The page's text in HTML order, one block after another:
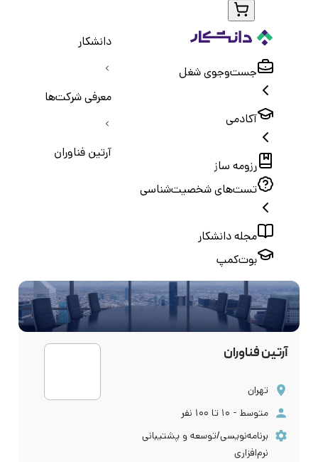
جست‌و‌جوی شغل
آکادمی
رزومه ساز
تست‌های شخصیت‌شناسی
مجله دانشکار
بوت‌کمپ
دانشکار
معرفی شرکت‌ها
آرتین فناوران
آرتین فناوران
تهران
متوسط - ۱۰ تا ۱۰۰ نفر
برنامه‌نویسی/توسعه و پشتیبانی
نرم‌افزاری